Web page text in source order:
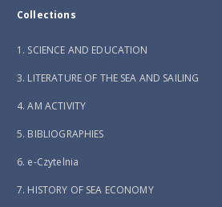
Collections
1. SCIENCE AND EDUCATION
3. LITERATURE OF THE SEA AND SAILING
4. AM ACTIVITY
5. BIBLIOGRAPHIES
6. e-Czytelnia
7. HISTORY OF SEA ECONOMY